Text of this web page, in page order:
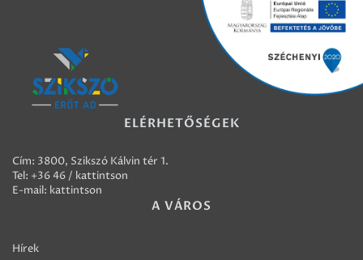
ELÉRHETŐSÉGEK
Cím: 3800, Szikszó Kálvin tér 1.
Tel: +36 46 / kattintson
E-mail: kattintson
A VÁROS
Hírek